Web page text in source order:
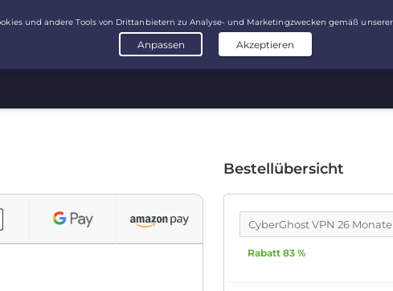
Bestellübersicht
CyberGhost VPN 26 Monate
Rabatt 83 %